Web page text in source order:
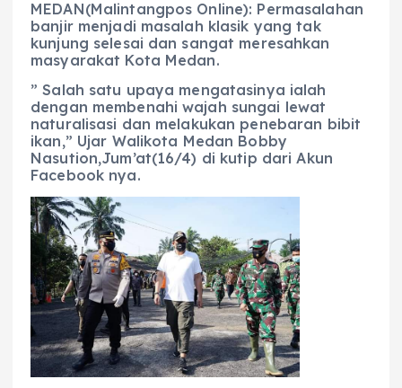
MEDAN(Malintangpos Online): Permasalahan
banjir menjadi masalah klasik yang tak
kunjung selesai dan sangat meresahkan
masyarakat Kota Medan.
” Salah satu upaya mengatasinya ialah
dengan membenahi wajah sungai lewat
naturalisasi dan melakukan penebaran bibit
ikan,” Ujar Walikota Medan Bobby
Nasution,Jum’at(16/4) di kutip dari Akun
Facebook nya.